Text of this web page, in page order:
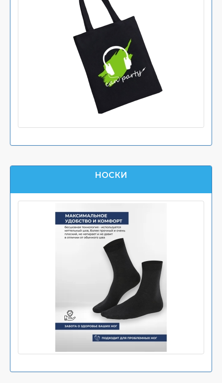
НОСКИ